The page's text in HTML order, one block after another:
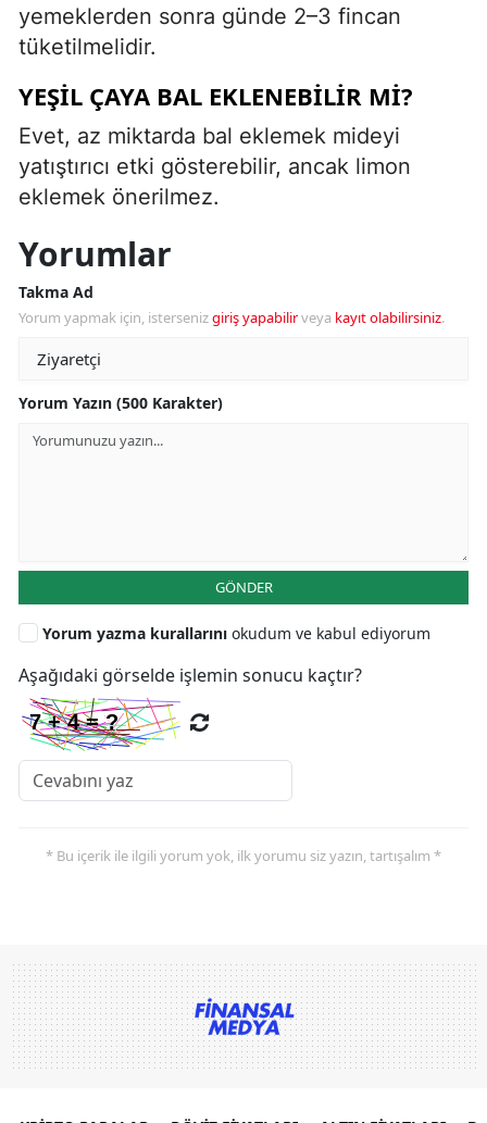
yemeklerden sonra günde 2–3 fincan
tüketilmelidir.
YEŞIL ÇAYA BAL EKLENEBILIR MI?
Evet, az miktarda bal eklemek mideyi
yatıştırıcı etki gösterebilir, ancak limon
eklemek önerilmez.
Yorumlar
Takma Ad
Yorum yapmak için, istersenizgiriş yapabilirveya kayıt olabilirsiniz.
Yorum Yazın (500 Karakter)
GÖNDER
Yorum yazma kurallarını okudum ve kabul ediyorum
Aşağıdaki görselde işlemin sonucu kaçtır?
* Bu içerik ile ilgili yorum yok, ilk yorumu siz yazın, tartışalım *